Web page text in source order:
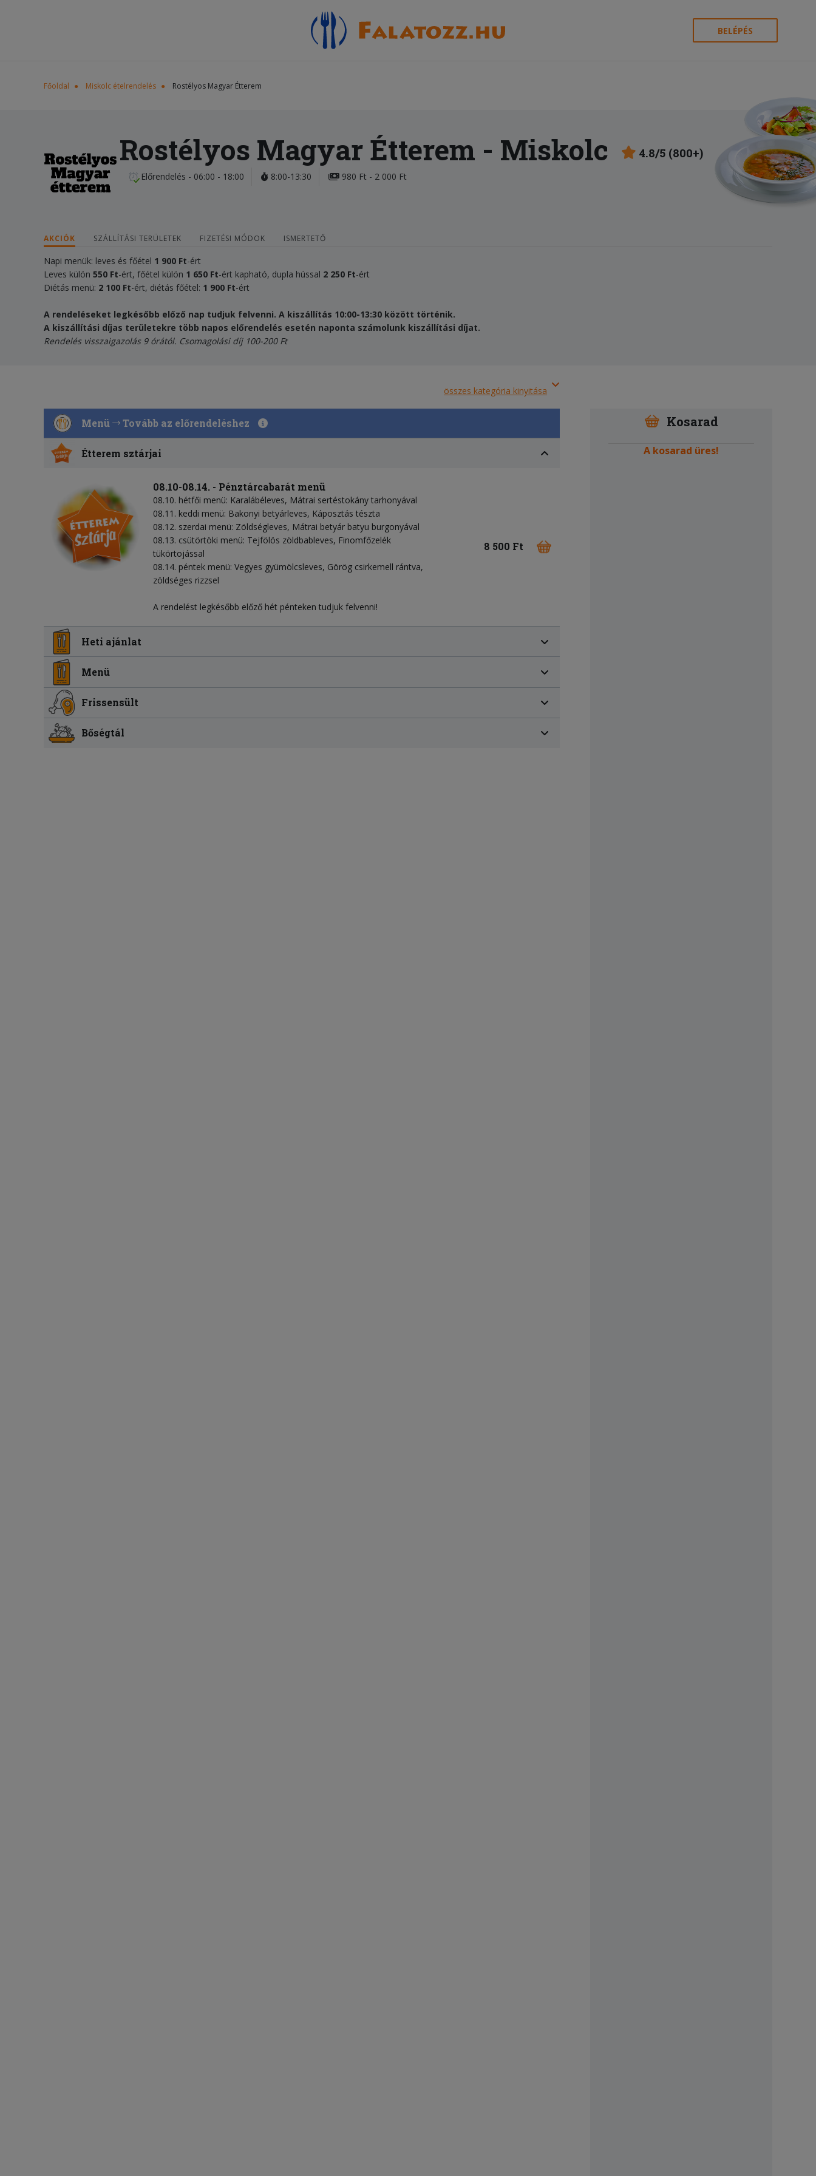
BELÉPÉS
Főoldal Miskolc ételrendelés Rostélyos Magyar Étterem
Rostélyos Magyar Étterem - Miskolc 4.8/5 (800+)
Előrendelés - 06:00 - 18:00 8:00-13:30 980 Ft - 2 000 Ft
AKCIÓK SZÁLLÍTÁSI TERÜLETEK FIZETÉSI MÓDOK ISMERTETŐ
Napi menük: leves és főétel 1 900 Ft-ért
Leves külön 550 Ft-ért, főétel külön 1 650 Ft-ért kapható, dupla hússal 2 250 Ft-ért
Diétás menü: 2 100 Ft-ért, diétás főétel: 1 900 Ft-ért
A rendeléseket legkésőbb előző nap tudjuk felvenni. A kiszállítás 10:00-13:30 között történik.
A kiszállítási díjas területekre több napos előrendelés esetén naponta számolunk kiszállítási díjat.
Rendelés visszaigazolás 9 órától. Csomagolási díj 100-200 Ft
összes kategória kinyitása
Menü Tovább az előrendeléshez
Étterem sztárjai
08.10-08.14. - Pénztárcabarát menü
08.10. hétfői menü: Karalábéleves, Mátrai sertéstokány tarhonyával
08.11. keddi menü: Bakonyi betyárleves, Káposztás tészta
08.12. szerdai menü: Zöldségleves, Mátrai betyár batyu burgonyával
08.13. csütörtöki menü: Tejfölös zöldbableves, Finomfőzelék
tükörtojással
08.14. péntek menü: Vegyes gyümölcsleves, Görög csirkemell rántva,
zöldséges rizzsel
A rendelést legkésőbb előző hét pénteken tudjuk felvenni!
8 500 Ft
Heti ajánlat
Menü
Frissensült
Bőségtál
Kosarad
A kosarad üres!